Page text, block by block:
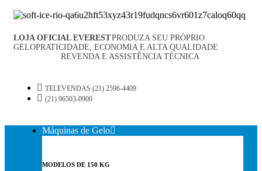
LOJA OFICIAL EVERESTPRODUZA SEU PRÓPRIO
GELOPRATICIDADE, ECONOMIA E ALTA QUALIDADE
REVENDA E ASSISTÊNCIA TÉCNICA
TELEVENDAS (21) 2596-4409
(21) 96503-0900
Máquinas de Gelo
MODELOS DE 150 KG